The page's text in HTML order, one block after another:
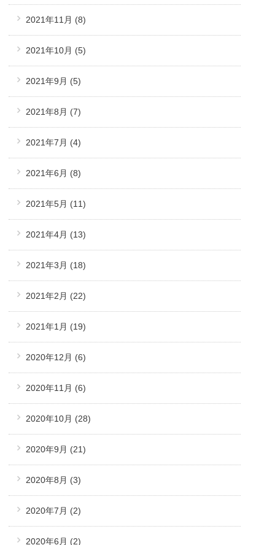
2021年11月 (8)
2021年10月 (5)
2021年9月 (5)
2021年8月 (7)
2021年7月 (4)
2021年6月 (8)
2021年5月 (11)
2021年4月 (13)
2021年3月 (18)
2021年2月 (22)
2021年1月 (19)
2020年12月 (6)
2020年11月 (6)
2020年10月 (28)
2020年9月 (21)
2020年8月 (3)
2020年7月 (2)
2020年6月 (2)